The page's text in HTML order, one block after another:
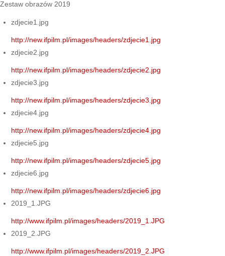
Zestaw obrazów 2019
zdjecie1.jpg
http://new.ifpilm.pl/images/headers/zdjecie1.jpg
zdjecie2.jpg
http://new.ifpilm.pl/images/headers/zdjecie2.jpg
zdjecie3.jpg
http://new.ifpilm.pl/images/headers/zdjecie3.jpg
zdjecie4.jpg
http://new.ifpilm.pl/images/headers/zdjecie4.jpg
zdjecie5.jpg
http://new.ifpilm.pl/images/headers/zdjecie5.jpg
zdjecie6.jpg
http://new.ifpilm.pl/images/headers/zdjecie6.jpg
2019_1.JPG
http://www.ifpilm.pl/images/headers/2019_1.JPG
2019_2.JPG
http://www.ifpilm.pl/images/headers/2019_2.JPG